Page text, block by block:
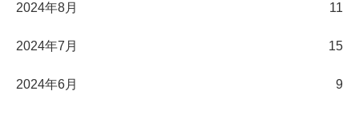
2024年8月 11
2024年7月 15
2024年6月 9